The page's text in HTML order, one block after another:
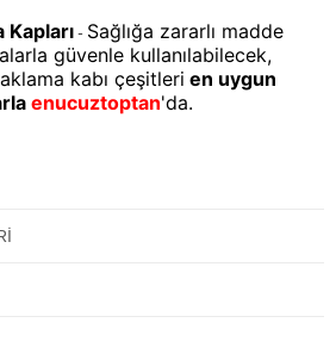
Kapları - Sağlığa zararlı madde
güvenle kullanılabilecek,
kabı çeşitleri en uygun
enucuztoptan'da.